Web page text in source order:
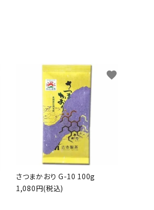
さつまかおり G-10 100g
1,080円(税込)
favorite